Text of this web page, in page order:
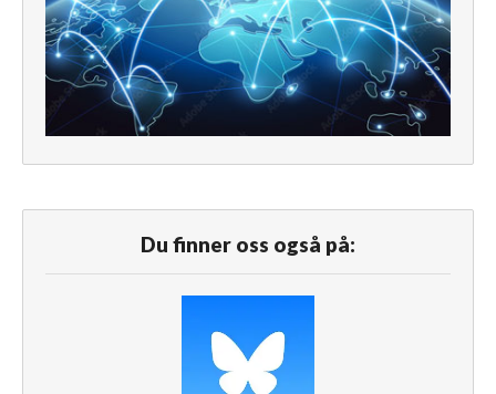
Du finner oss også på: